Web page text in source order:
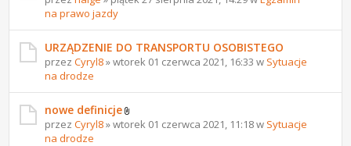
na prawo jazdy
URZĄDZENIE DO TRANSPORTU OSOBISTEGO
przezCyryl8» wtorek 01 czerwca 2021, 16:33 w Sytuacje
na drodze
nowe definicje
przezCyryl8» wtorek 01 czerwca 2021, 11:18 w Sytuacje
na drodze